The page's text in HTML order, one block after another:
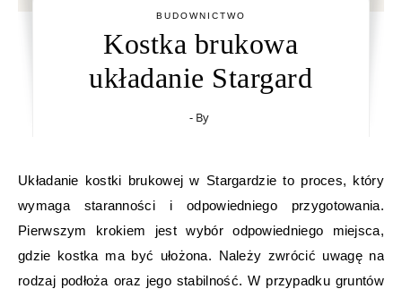
BUDOWNICTWO
Kostka brukowa
układanie Stargard
- By
Układanie kostki brukowej w Stargardzie to proces, który
wymaga staranności i odpowiedniego przygotowania.
Pierwszym krokiem jest wybór odpowiedniego miejsca,
gdzie kostka ma być ułożona. Należy zwrócić uwagę na
rodzaj podłoża oraz jego stabilność. W przypadku gruntów